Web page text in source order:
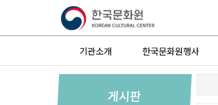
기관소개 한국문화원행사
게시판